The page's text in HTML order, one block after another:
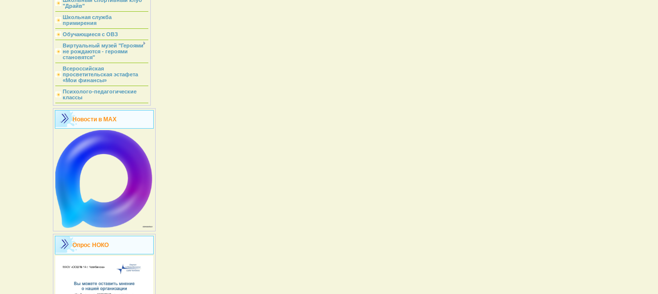
"Драйв"
Школьная служба
примирения
Обучающиеся с ОВЗ
Виртуальный музей "Героями
не рождаются - героями
становятся"
Всероссийская
просветительская эстафета
«Мои финансы»
Психолого-педагогические
классы
Новости в MAX
Опрос НОКО